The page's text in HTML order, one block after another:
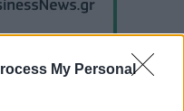
My Personal